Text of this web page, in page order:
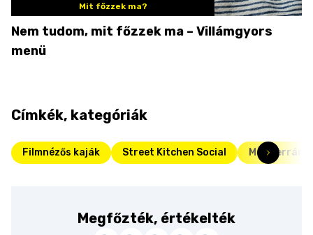
Mit főzzek ma?
Nem tudom, mit főzzek ma – Villámgyors
menü
Címkék, kategóriák
Filmnézős kaják Street Kitchen Social Mediterrán
Megfőzték, értékelték